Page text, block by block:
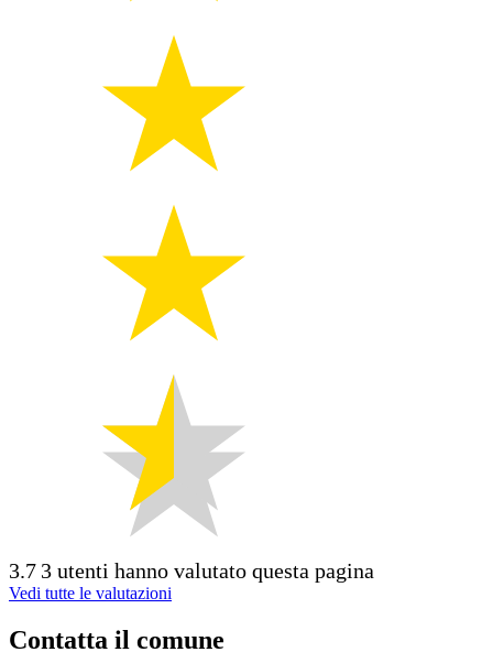
3.7 3 utenti hanno valutato questa pagina
Vedi tutte le valutazioni
Contatta il comune